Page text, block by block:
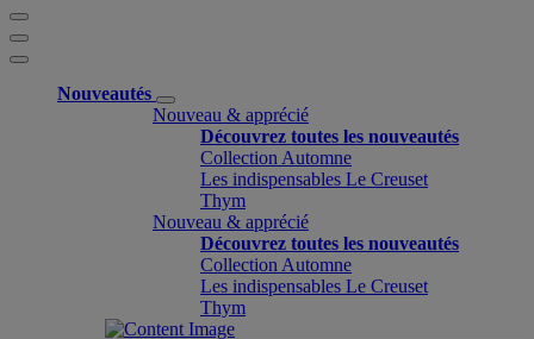
Nouveautés
Nouveau & apprécié
Découvrez toutes les nouveautés
Collection Automne
Les indispensables Le Creuset
Thym
Nouveau & apprécié
Découvrez toutes les nouveautés
Collection Automne
Les indispensables Le Creuset
Thym